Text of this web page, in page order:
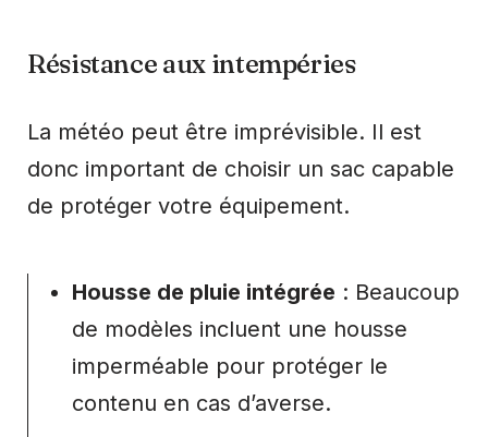
Résistance aux intempéries
La météo peut être imprévisible. Il est
donc important de choisir un sac capable
de protéger votre équipement.
Housse de pluie intégrée : Beaucoup
de modèles incluent une housse
imperméable pour protéger le
contenu en cas d’averse.